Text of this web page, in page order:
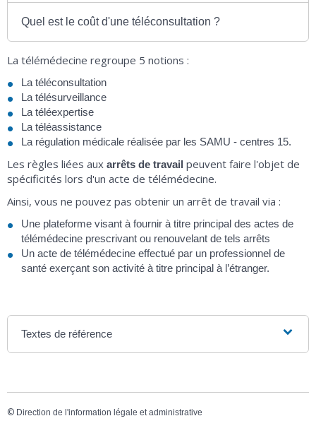
Quel est le coût d'une téléconsultation ?
La télémédecine regroupe 5 notions :
La téléconsultation
La télésurveillance
La téléexpertise
La téléassistance
La régulation médicale réalisée par les SAMU - centres 15.
Les règles liées aux arrêts de travail peuvent faire l'objet de
spécificités lors d'un acte de télémédecine.
Ainsi, vous ne pouvez pas obtenir un arrêt de travail via :
Une plateforme visant à fournir à titre principal des actes de
télémédecine prescrivant ou renouvelant de tels arrêts
Un acte de télémédecine effectué par un professionnel de
santé exerçant son activité à titre principal à l’étranger.
Textes de référence
© Direction de l'information légale et administrative